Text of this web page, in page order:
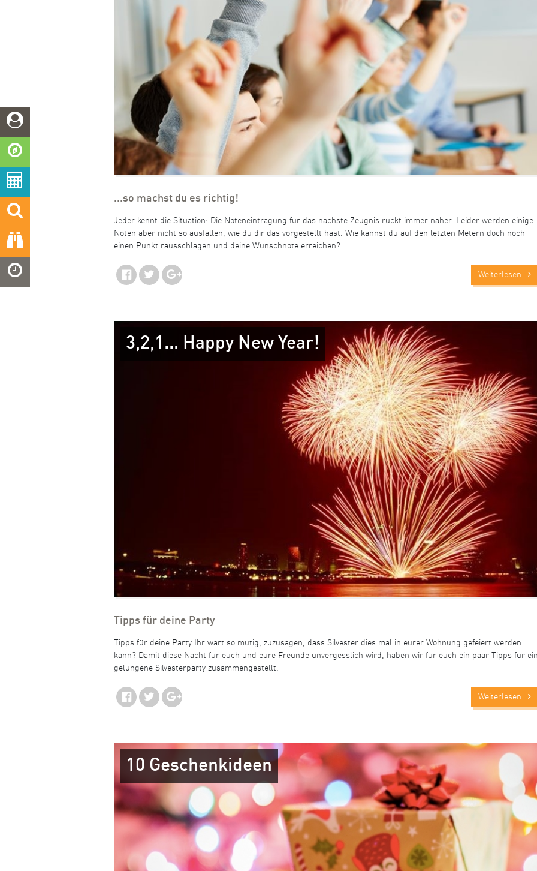
...so machst du es richtig!
Jeder kennt die Situation: Die Noteneintragung für das nächste Zeugnis rückt immer näher. Leider werden einige
Noten aber nicht so ausfallen, wie du dir das vorgestellt hast. Wie kannst du auf den letzten Metern doch noch
einen Punkt rausschlagen und deine Wunschnote erreichen?
Weiterlesen
3,2,1... Happy New Year!
Tipps für deine Party
Tipps für deine Party Ihr wart so mutig, zuzusagen, dass Silvester dies mal in eurer Wohnung gefeiert werden
kann? Damit diese Nacht für euch und eure Freunde unvergesslich wird, haben wir für euch ein paar Tipps für
gelungene Silvesterparty zusammengestellt.
Weiterlesen
10 Geschenkideen